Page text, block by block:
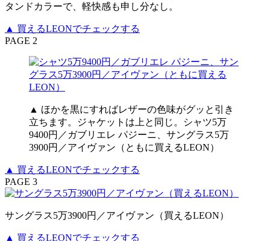
タンドカラーで、軽快感も申し分なし。
▲ 買えるLEONでチェックする
PAGE 2
▲ ほかを黒にすればレザーの色味がグッと引き
立ちます。ジャケットは上と同じ。シャツ5万
9400円／ガブリエレ パジーニ、サングラス5万
3900円／アイヴァン（ともに買えるLEON）
▲ 買えるLEONでチェックする
PAGE 3
サングラス5万3900円／アイヴァン（買えるLEON）
▲ 買えるLEONでチェックする